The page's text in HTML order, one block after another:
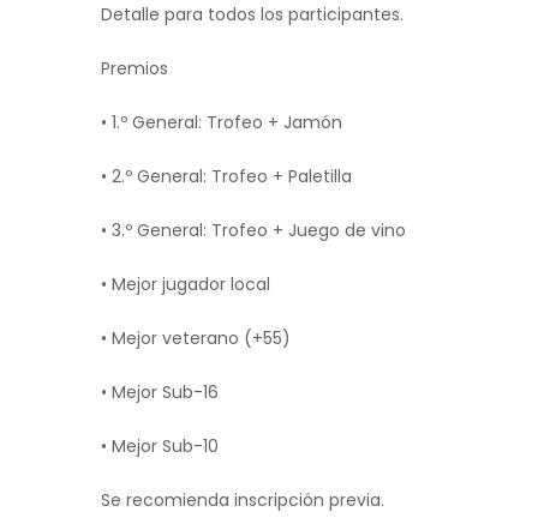
Detalle para todos los participantes.
Premios
• 1.º General: Trofeo + Jamón
• 2.º General: Trofeo + Paletilla
• 3.º General: Trofeo + Juego de vino
• Mejor jugador local
• Mejor veterano (+55)
• Mejor Sub-16
• Mejor Sub-10
Se recomienda inscripción previa.